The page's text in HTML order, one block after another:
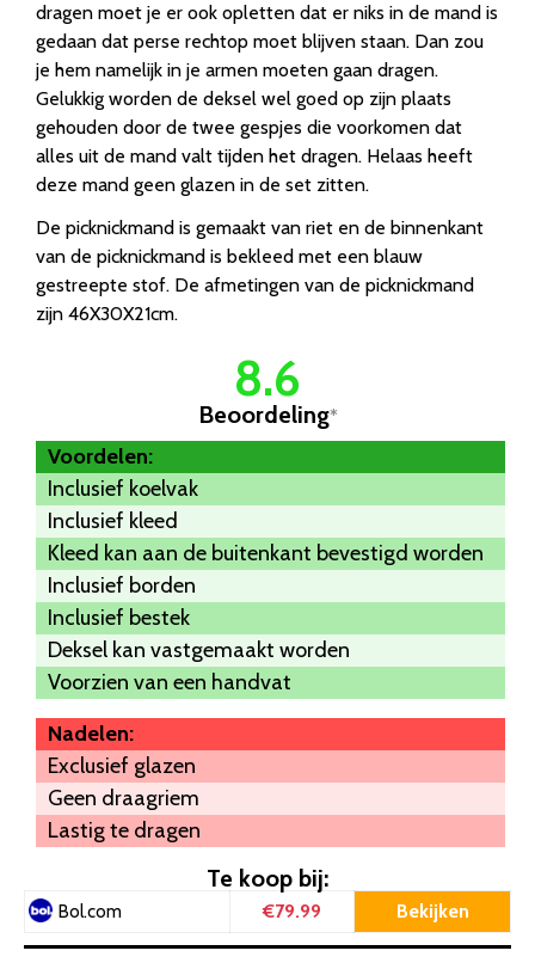
dragen moet je er ook opletten dat er niks in de mand is
gedaan dat perse rechtop moet blijven staan. Dan zou
je hem namelijk in je armen moeten gaan dragen.
Gelukkig worden de deksel wel goed op zijn plaats
gehouden door de twee gespjes die voorkomen dat
alles uit de mand valt tijden het dragen. Helaas heeft
deze mand geen glazen in de set zitten.
De picknickmand is gemaakt van riet en de binnenkant
van de picknickmand is bekleed met een blauw
gestreepte stof. De afmetingen van de picknickmand
zijn 46X30X21cm.
8.6
Beoordeling*
Voordelen:
Inclusief koelvak
Inclusief kleed
Kleed kan aan de buitenkant bevestigd worden
Inclusief borden
Inclusief bestek
Deksel kan vastgemaakt worden
Voorzien van een handvat
Nadelen:
Exclusief glazen
Geen draagriem
Lastig te dragen
Te koop bij:
Bol.com €79.99 Bekijken